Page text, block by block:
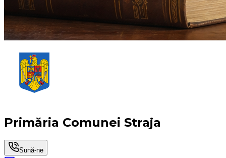
Primăria Comunei Straja
Sună-ne